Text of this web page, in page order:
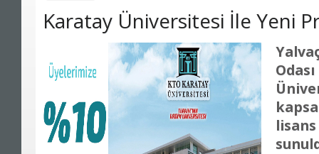
Karatay Üniversitesi İle Yeni